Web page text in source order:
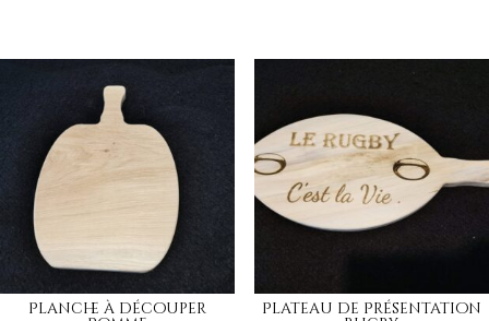
Planche à découper Plateau de Présentation